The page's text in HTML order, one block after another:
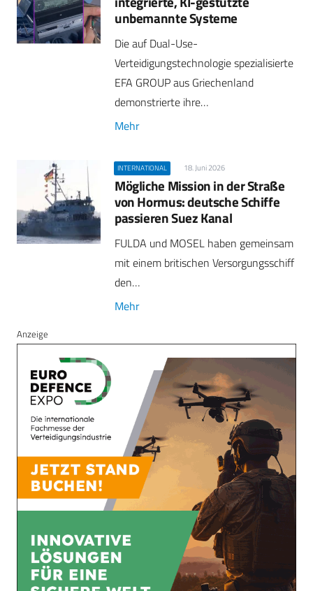
unbemannte Systeme
Die auf Dual-Use-
Verteidigungstechnologie spezialisierte
EFA GROUP aus Griechenland
demonstrierte ihre…
Mehr
INTERNATIONAL 18. Juni 2026
Mögliche Mission in der Straße
von Hormus: deutsche Schiffe
passieren Suez Kanal
FULDA und MOSEL haben gemeinsam
mit einem britischen Versorgungsschiff
den…
Mehr
Anzeige